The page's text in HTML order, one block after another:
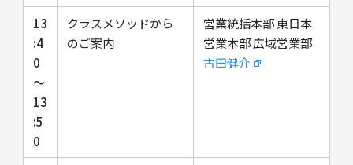
13
:4
0
〜
13
:5
0
クラスメソッドから
のご案内
営業統括本部 東日本
営業本部 広域営業部
古田健介